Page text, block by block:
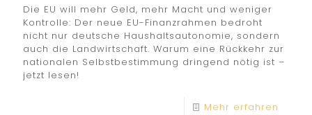
Die EU will mehr Geld, mehr Macht und weniger
Kontrolle: Der neue EU-Finanzrahmen bedroht
nicht nur deutsche Haushaltsautonomie, sondern
auch die Landwirtschaft. Warum eine Rückkehr zur
nationalen Selbstbestimmung dringend nötig ist –
jetzt lesen!
Mehr erfahren